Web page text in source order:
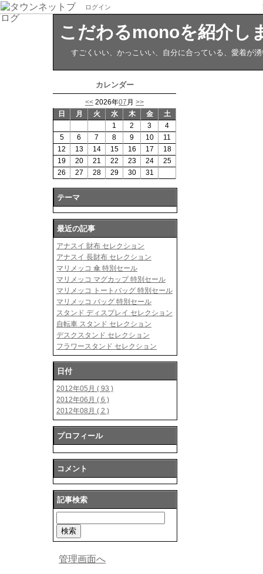
ログイン
こだわるmonoを紹介し
すごくいい、かっこいい、自分に合っている、愛着が
カレンダー
<< 2026年07 月 >>
日
月 火 水 木 金
土
1
2 3
4
5
6 7 8 9 10
11
12
13 14 15 16 17
18
19
20 21 22 23 24
25
26
27 28 29 30 31
テーマ
最近の記事
アナスイ 財布 セレクション
アナスイ 長財布 セレクション
マリメッコ 傘 特別セール
マリメッコ マグカップ 特別セール
マリメッコ トートバッグ 特別セール
マリメッコ バッグ 特別セール
スタンド ディスプレイ セレクション
自転車 スタンド セレクション
デスクスタンド セレクション
フラワースタンド セレクション
日付
2012年05月 ( 93 )
2012年06月 ( 6 )
2012年08月 ( 2 )
プロフィール
コメント
記事検索
管理画面へ